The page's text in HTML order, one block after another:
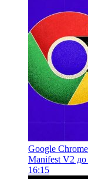
Google
Manifest V2 до
16:15